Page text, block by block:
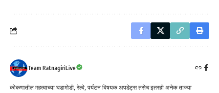
Team RatnagiriLive
कोकणातील महत्वाच्या घडामोडी, रेल्वे, पर्यटन विषयक अपडेट्स तसेच इतरही अनेक ताज्या